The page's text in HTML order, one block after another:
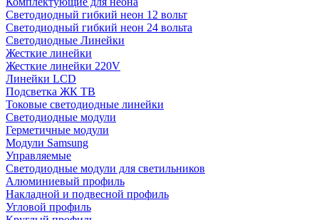
Светодиодный гибкий неон 12 вольт
Светодиодный гибкий неон 24 вольта
Светодиодные Линейки
Жесткие линейки
Жесткие линейки 220V
Линейки LCD
Подсветка ЖК ТВ
Токовые светодиодные линейки
Светодиодные модули
Герметичные модули
Модули Samsung
Управляемые
Светодиодные модули для светильников
Алюминиевый профиль
Накладной и подвесной профиль
Угловой профиль